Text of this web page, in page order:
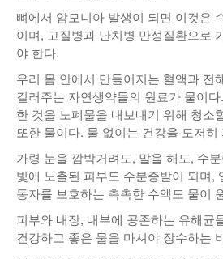
뼈에서 암모니아 발생이 되면 이것은
이며, 고질병과 난치병 만성질환으로
야 한다.
우리 몸 안에서 만들어지는 혈액과 전
길러주는 자연생약들의 원료가 물이
한 것을 노폐물을 내보내기 위해 청소
또한 물이다. 물 없이는 건강을 도저
가령 눈을 깜박거려도, 말을 해도, 수
빛에 노출된 피부도 수분증발이 되며,
동자를 보호하는 촉촉한 수액도 물이
피부와 내장, 내부에 공존하는 유해균
건강하고 좋은 물을 마셔야 장수하는